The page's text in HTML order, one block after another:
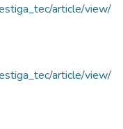
article/view/
article/view/